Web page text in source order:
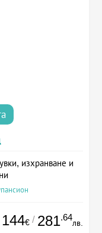
изхранване и
144€ / 281.64
лв.